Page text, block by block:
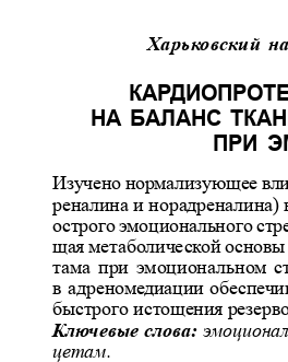
Õàðüêîâñêèé
ÍÀ  ÁÀËÀÍÑ
ÏÐÈ
Èçó÷åíî íîðìàëèçóþùåå
ðåíàëèíà è íîðàäðåíàëèíà)
îñòðîãî ýìîöèîíàëüíîãî
ùàÿ ìåòàáîëè÷åñêîé îñíîâû
òàìà  ïðè  ýìîöèîíàëüíîì
â àäðåíîìåäèàöèè
áûñòðîãî èñòîùåíèÿ
Êëþ÷åâûå ñëîâà:
öåòàì.